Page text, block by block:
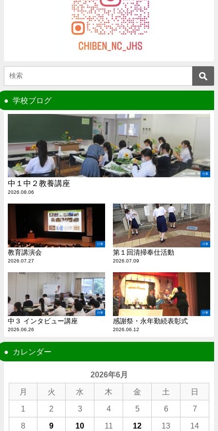
学校ブログ
行事
中１中２教養講座
2026.08.06
行事
教育講演会
2026.07.27
行事
第１回清掃奉仕活動
2026.07.09
行事
中３ インタビュー講座
2026.06.26
行事
感謝祭・永年勤続表彰式
2026.06.12
カレンダー
2026年6月
月 火 水 木 金 土 日
1 2 3 4 5 6 7
8 9 10 11 12 13 14